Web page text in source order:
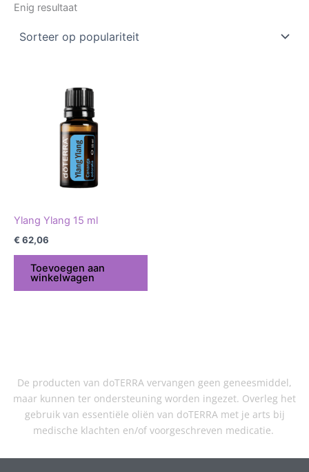
Enig resultaat
Ylang Ylang 15 ml
€ 62,06
Toevoegen aan
winkelwagen
De producten van doTERRA vervangen geen geneesmiddel,
maar kunnen ter ondersteuning worden ingezet. Overleg het
gebruik van essentiële oliën van doTERRA met je arts bij
medische klachten en/of voorgeschreven medicatie.